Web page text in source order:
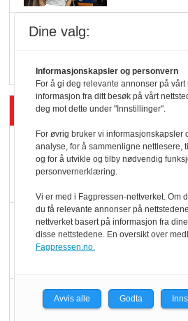
Siste artikler - Økologisk
yoghurt:
Marit
Blir
Dine valg:
Informasjonskapsler og personvern
For å gi deg relevante annonser på vårt
informasjon fra ditt besøk på vårt
deg mot dette under "Innstillinger".
For øvrig bruker vi informasjonskapsler
analyse, for å sammenligne nettlesere,
og for å utvikle og tilby nødvendig
personvernerklæring.
Vi er med i Fagpressen-nettverket. Om
du få relevante annonser på
nettverket basert på informasjon fra
disse nettstedene. En oversikt over
Fagpressen.no.
Avvis alle Godta